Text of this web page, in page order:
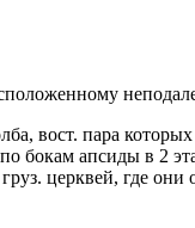
вост. пара
бокам апсиды в 2
церквей, где они